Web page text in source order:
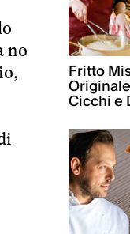
no
Fritto
Cicchi e